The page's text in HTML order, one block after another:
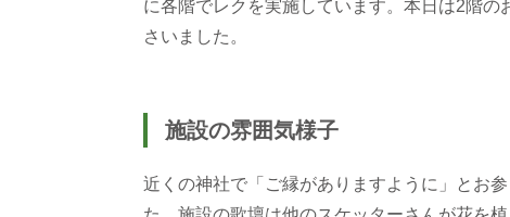
に各階でレクを実施しています。本日は2階
さいました。
施設の雰囲気様子
近くの神社で「ご縁がありますように」とお